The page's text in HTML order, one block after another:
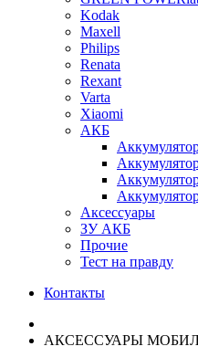
Kodak
Maxell
Philips
Renata
Rexant
Varta
Xiaomi
АКБ
Аксессуары
ЗУ АКБ
Прочие
Тест на правду
Контакты
АКСЕССУАРЫ